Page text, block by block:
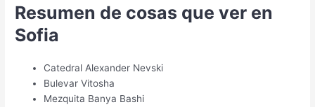
Resumen de cosas que ver en
Sofia
Catedral Alexander Nevski
Bulevar Vitosha
Mezquita Banya Bashi